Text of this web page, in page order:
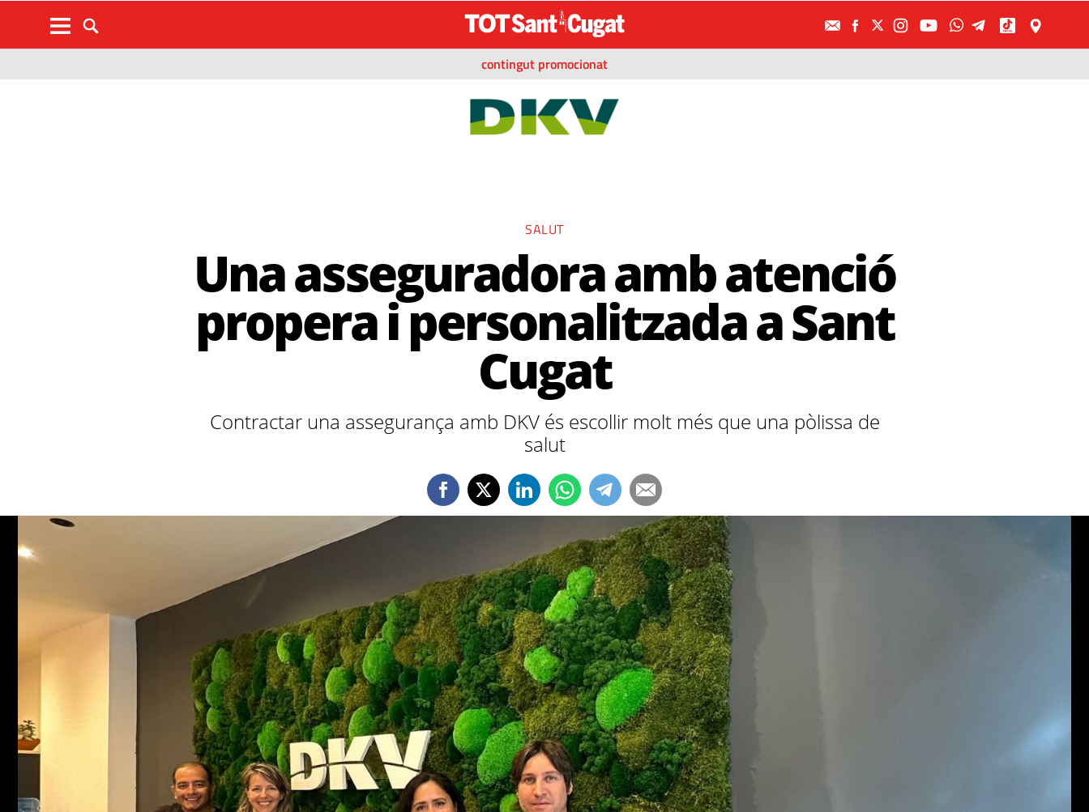
contingut promocionat
SALUT
Una asseguradora amb atenció
propera i personalitzada a Sant
Cugat
Contractar una assegurança amb DKV és escollir molt més que una pòlissa de
salut